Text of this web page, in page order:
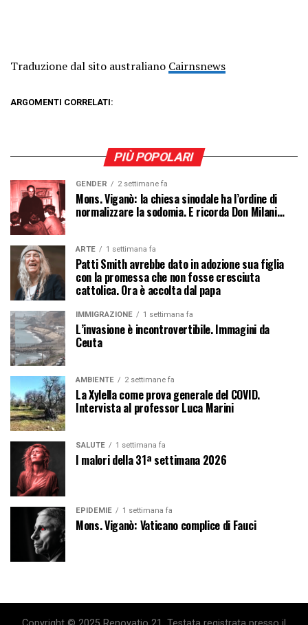
Traduzione dal sito australiano Cairnsnews
ARGOMENTI CORRELATI:
PIÙ POPOLARI
GENDER 2 settimane fa
Mons. Viganò: la chiesa sinodale ha l’ordine di
normalizzare la sodomia. E ricorda Don Milani…
ARTE 1 settimana fa
Patti Smith avrebbe dato in adozione sua figlia
con la promessa che non fosse cresciuta
cattolica. Ora è accolta dal papa
IMMIGRAZIONE 1 settimana fa
L’invasione è incontrovertibile. Immagini da
Ceuta
AMBIENTE 2 settimane fa
La Xylella come prova generale del COVID.
Intervista al professor Luca Marini
SALUTE 1 settimana fa
I malori della 31ª settimana 2026
EPIDEMIE 1 settimana fa
Mons. Viganò: Vaticano complice di Fauci